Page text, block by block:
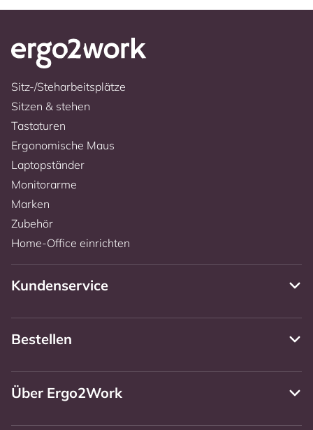
Sitz-/Steharbeitsplätze
Sitzen & stehen
Tastaturen
Ergonomische Maus
Laptopständer
Monitorarme
Marken
Zubehör
Home-Office einrichten
Kundenservice
Bestellen
Über Ergo2Work